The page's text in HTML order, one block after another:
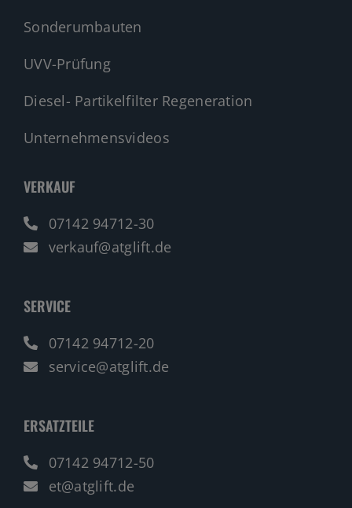
Sonderumbauten
UVV-Prüfung
Diesel- Partikelfilter Regeneration
Unternehmensvideos
VERKAUF
07142 94712-30
verkauf@atglift.de
SERVICE
07142 94712-20
service@atglift.de
ERSATZTEILE
07142 94712-50
et@atglift.de